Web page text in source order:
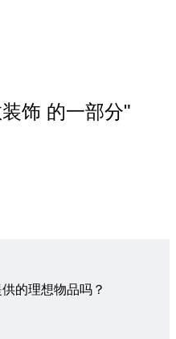
饰 的一部分"
的理想物品吗？